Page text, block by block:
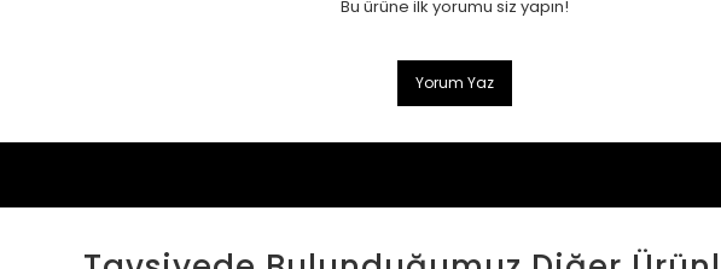
Bu ürüne ilk yorumu siz yapın!
Yorum Yaz